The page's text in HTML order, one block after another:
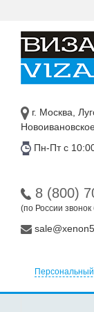
г. Москва,
Пн-Пт с
8 (800)
(по России